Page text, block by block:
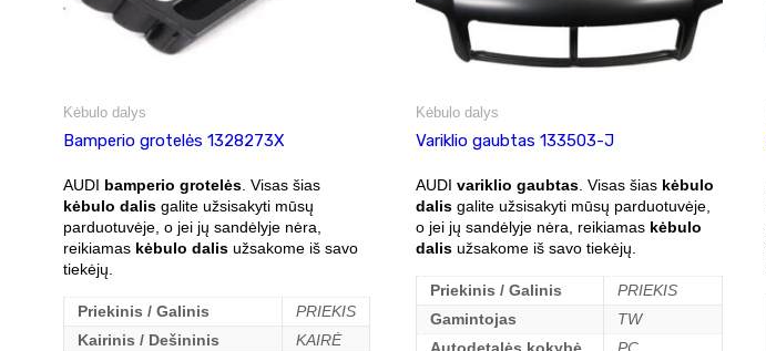
Kėbulo dalys
Bamperio grotelės 1328273X
AUDI bamperio grotelės . Visas šias
kėbulo dalis galite užsisakyti mūsų
parduotuvėje, o jei jų sandėlyje nėra,
reikiamas kėbulo dalis užsakome iš savo
tiekėjų.
Priekinis / Galinis
PRIEKIS
Kairinis / Dešininis
KAIRĖ
Kėbulo dalys
Variklio gaubtas 133503-J
AUDI variklio gaubtas. Visas šias kėbulo
dalisgalite užsisakyti mūsų parduotuvėje,
o jei jų sandėlyje nėra, reikiamas kėbulo
dalisužsakome iš savo tiekėjų.
Priekinis / Galinis
PRIEKIS
Gamintojas
TW
Autodetalės kokybė
PC